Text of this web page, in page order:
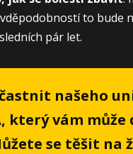
to bude
pár let.
našeho
který vám může
se těšit na